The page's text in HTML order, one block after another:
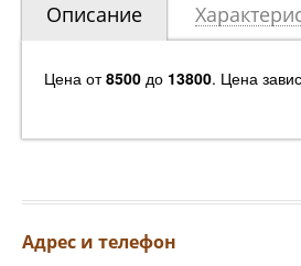
Описание
Цена от8500 до 13800. Цена
Адрес и телефон